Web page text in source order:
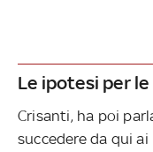
Le ipotesi per
Crisanti, ha poi
succedere da qui